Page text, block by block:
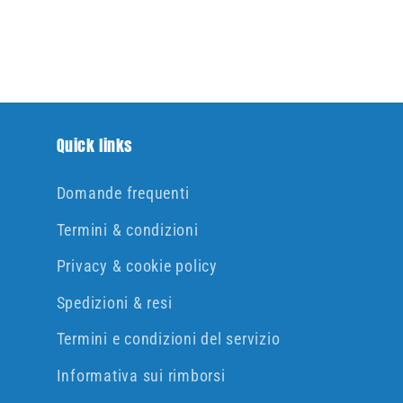
Quick links
Domande frequenti
Termini & condizioni
Privacy & cookie policy
Spedizioni & resi
Termini e condizioni del servizio
Informativa sui rimborsi